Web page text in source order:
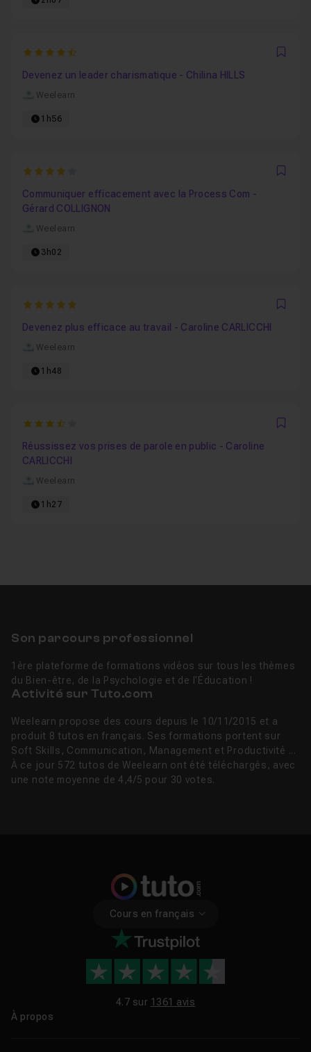
4.8
Devenez un leader charismatique - Chilina HILLS
Weelearn
1h56
4
Communiquer efficacement avec la Process Com -
Gérard COLLIGNON
Weelearn
3h02
5
Devenez plus efficace au travail - Caroline CARLICCHI
Weelearn
1h48
3.6666666666667
Réussissez vos prises de parole en public - Caroline
CARLICCHI
Weelearn
1h27
Son parcours professionnel
1ère plateforme de formations vidéos sur tous les thèmes
du Bien-être, de la Psychologie et de l'Éducation !
Activité sur Tuto.com
Weelearn propose des cours depuis le 10/11/2015 et a
produit 8 tutos en français. Ses formations portent sur
Soft Skills, Communication, Management et Productivité ...
À ce jour 572 tutos de Weelearn ont été téléchargés, avec
une note moyenne de 4,4/5 pour 30 votes.
Cours en français
4.7 sur 1361 avis
À propos